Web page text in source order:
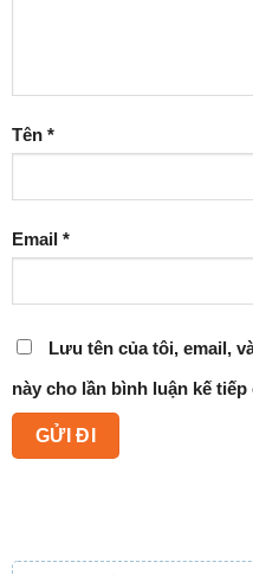
Tên *
Email *
Lưu tên của tôi, email,
này cho lần bình luận kế tiếp